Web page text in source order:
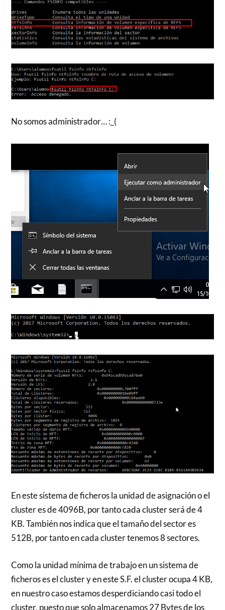
No somos administrador… :_(
En este sistema de ficheros la unidad de asignación o el
cluster es de 4096B, por tanto cada cluster será de 4
KB. También nos indica que el tamaño del sector es
512B, por tanto en cada cluster tenemos 8 sectores.
Como la unidad mínima de trabajo en un sistema de
ficheros es el cluster y en este S.F. el cluster ocupa 4 KB,
en nuestro caso estamos desperdiciando casi todo el
cluster, puesto que solo almacenamos 27 Bytes de los